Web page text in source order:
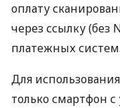
оплату
через ссылку (без
платежных систем.
Для
только смартфон